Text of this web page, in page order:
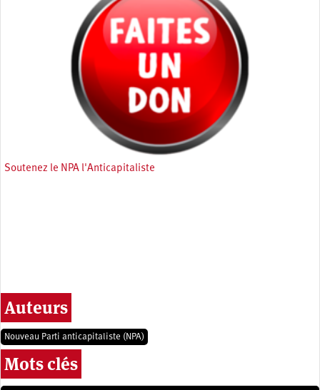
Soutenez le NPA l'Anticapitaliste
Auteurs
Nouveau Parti anticapitaliste (NPA)
Mots clés